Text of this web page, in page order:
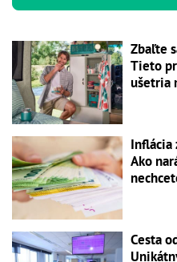
Zbaľte
Tieto
ušetria
Inflácia
Ako
Cesta